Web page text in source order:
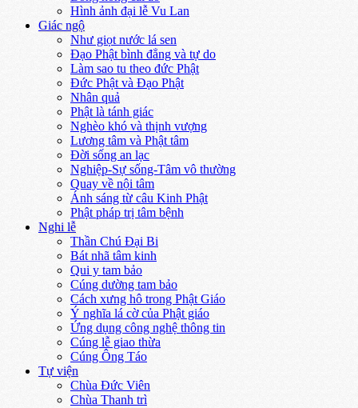
Hình ảnh đại lễ Vu Lan
Giác ngộ
Như giọt nước lá sen
Đạo Phật bình đẳng và tự do
Làm sao tu theo đức Phật
Đức Phật và Đạo Phật
Nhân quả
Phật là tánh giác
Nghèo khó và thịnh vượng
Lương tâm và Phật tâm
Đời sống an lạc
Nghiệp-Sự sống-Tâm vô thường
Quay về nội tâm
Ánh sáng từ câu Kinh Phật
Phật pháp trị tâm bệnh
Nghi lễ
Thần Chú Đại Bi
Bát nhã tâm kinh
Qui y tam bảo
Cúng dường tam bảo
Cách xưng hô trong Phật Giáo
Ý nghĩa lá cờ của Phật giáo
Ứng dụng công nghệ thông tin
Cúng lễ giao thừa
Cúng Ông Táo
Tự viện
Chùa Đức Viên
Chùa Thanh trì